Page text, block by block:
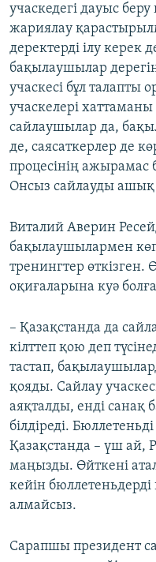
учаскедегі дауыс
жариялау
деректерді ілу керек
бақылаушылар
учаскесі бұл
учаскелері
сайлаушылар да,
де, саясаткерлер де
процесінің ажырамас
Онсыз сайлауды ашық
Виталий Аверин
бақылаушылармен
тренингтер өткізген.
оқиғаларына куә
– Қазақстанда да
кілттеп қою деп
тастап,
қояды. Сайлау
аяқталды, енді санақ
білдіреді.
Қазақстанда – үш ай,
маңызды. Өйткені
кейін
алмайсыз.
Сарапшы президент